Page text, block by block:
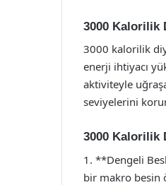
3000 Kalorilik
3000 kalorilik
enerji ihtiyacı
aktiviteyle
seviyelerini
3000 Kalorilik
1. **Dengeli
bir makro besin